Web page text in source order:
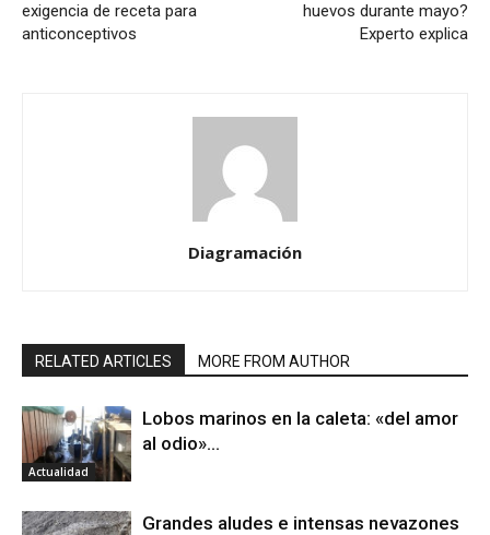
exigencia de receta para
anticonceptivos
huevos durante mayo?
Experto explica
Diagramación
RELATED ARTICLES MORE FROM AUTHOR
Actualidad
Lobos marinos en la caleta: «del amor
al odio»…
Grandes aludes e intensas nevazones